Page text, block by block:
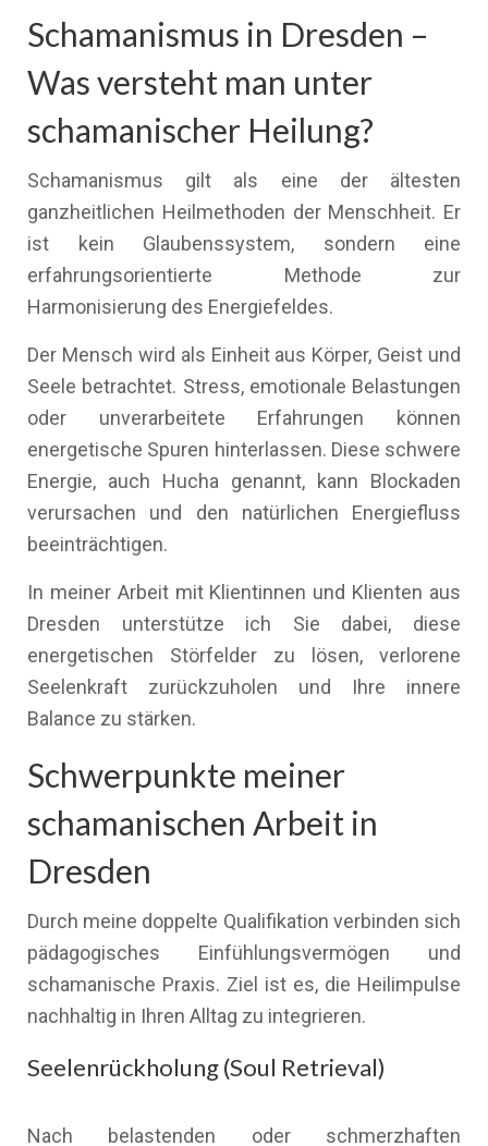
Schamanismus in Dresden –
Was versteht man unter
schamanischer Heilung?
Schamanismus gilt als eine der ältesten
ganzheitlichen Heilmethoden der Menschheit. Er
ist kein Glaubenssystem, sondern eine
erfahrungsorientierte Methode zur
Harmonisierung des Energiefeldes.
Der Mensch wird als Einheit aus Körper, Geist und
Seele betrachtet. Stress, emotionale Belastungen
oder unverarbeitete Erfahrungen können
energetische Spuren hinterlassen. Diese schwere
Energie, auch Hucha genannt, kann Blockaden
verursachen und den natürlichen Energiefluss
beeinträchtigen.
In meiner Arbeit mit Klientinnen und Klienten aus
Dresden unterstütze ich Sie dabei, diese
energetischen Störfelder zu lösen, verlorene
Seelenkraft zurückzuholen und Ihre innere
Balance zu stärken.
Schwerpunkte meiner
schamanischen Arbeit in
Dresden
Durch meine doppelte Qualifikation verbinden sich
pädagogisches Einfühlungsvermögen und
schamanische Praxis. Ziel ist es, die Heilimpulse
nachhaltig in Ihren Alltag zu integrieren.
Seelenrückholung (Soul Retrieval)
Nach belastenden oder schmerzhaften